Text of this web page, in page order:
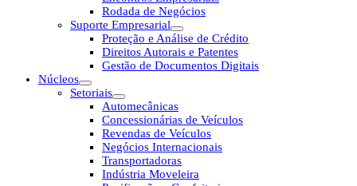
Rodada de Negócios
Suporte Empresarial
Proteção e Análise de Crédito
Direitos Autorais e Patentes
Gestão de Documentos Digitais
Núcleos
Setoriais
Automecânicas
Concessionárias de Veículos
Revendas de Veículos
Negócios Internacionais
Transportadoras
Indústria Moveleira